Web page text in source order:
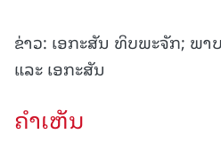
ຂ່າວ: ເອກະສັນ ທິບພະຈັກ; ພ
ແລະ ເອກະສັນ
ຄໍາເຫັນ